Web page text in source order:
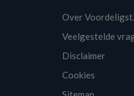
Over
Veelgestelde
Disclaimer
Cookies